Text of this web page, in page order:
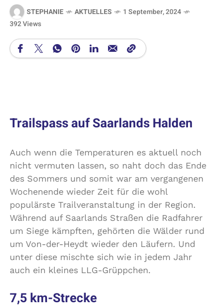
STEPHANIE AKTUELLES
1 September, 2024
392 Views
Trailspass auf Saarlands Halden
Auch wenn die Temperaturen es aktuell noch
nicht vermuten lassen, so naht doch das Ende
des Sommers und somit war am vergangenen
Wochenende wieder Zeit für die wohl
populärste Trailveranstaltung in der Region.
Während auf Saarlands Straßen die Radfahrer
um Siege kämpften, gehörten die Wälder rund
um Von-der-Heydt wieder den Läufern. Und
unter diese mischte sich wie in jedem Jahr
auch ein kleines LLG-Grüppchen.
7,5 km-Strecke